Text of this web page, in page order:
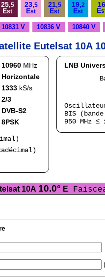
25,5
Est
23,5
Est
21,5
Est
19,2
Est
16
E
10831 V 10836 V 10840 V
Eutelsat 10A
10960 MHz
Horizontale
1333 kS/s
2/3
DVB-S2
8PSK
LNB
BIS
950 MHz ≤
10A 10.0° E